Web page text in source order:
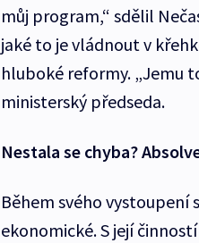
můj program,“ sdělil
jaké to je vládnout v
hluboké reformy. „Jemu
ministerský předseda.
Nestala se chyba?
Během svého vystoupení
ekonomické. S její